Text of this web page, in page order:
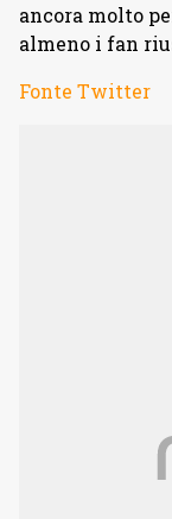
ancora molto
almeno i fan
Fonte Twitter